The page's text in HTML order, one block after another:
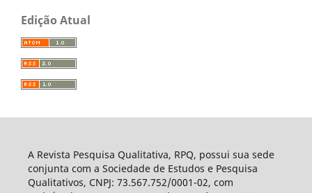
Edição Atual
A Revista Pesquisa Qualitativa, RPQ, possui sua sede
conjunta com a Sociedade de Estudos e Pesquisa
Qualitativos, CNPJ: 73.567.752/0001-02, com